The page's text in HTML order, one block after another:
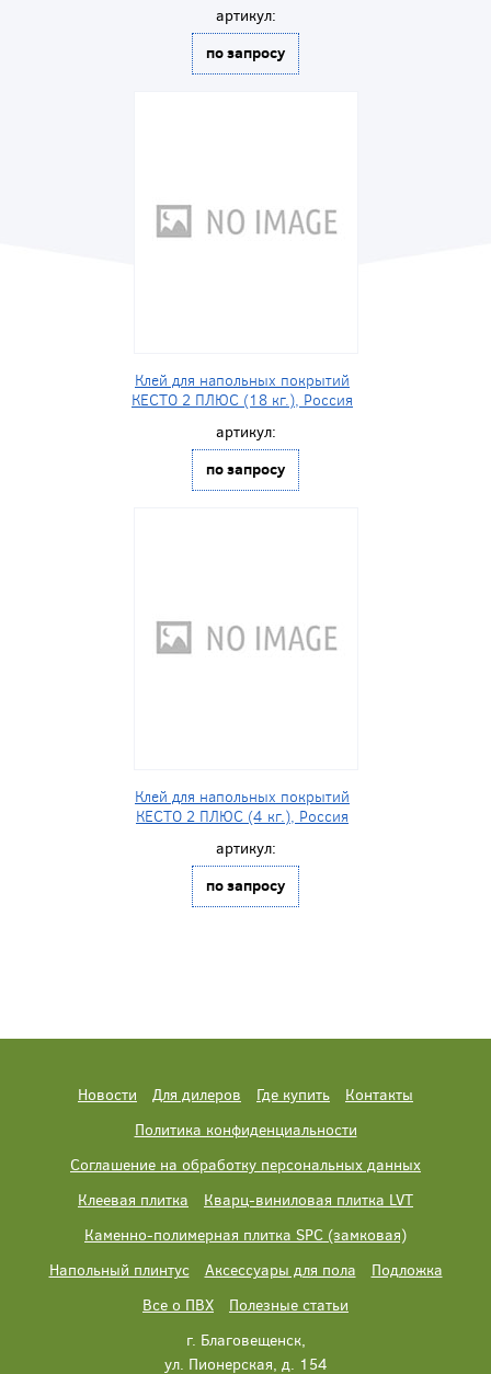
артикул:
по запросу
Клей для напольных покрытий
КЕСТО 2 ПЛЮС (18 кг.), Россия
артикул:
по запросу
Клей для напольных покрытий
КЕСТО 2 ПЛЮС (4 кг.), Россия
артикул:
по запросу
Новости Для дилеров Где купить
Контакты
Политика конфиденциальности
Соглашение на обработку персональных данных
Клеевая плитка
Кварц-виниловая плитка LVT
Каменно-полимерная плитка SPC (замковая)
Напольный плинтус
Аксессуары для пола
Подложка
Все о ПВХ
Полезные статьи
г. Благовещенск,
ул. Пионерская, д. 154